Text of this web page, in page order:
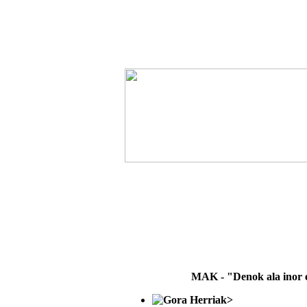
MAK - "Denok ala inor
>